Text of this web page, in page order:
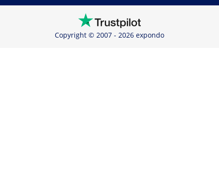
Copyright © 2007 - 2026 expondo